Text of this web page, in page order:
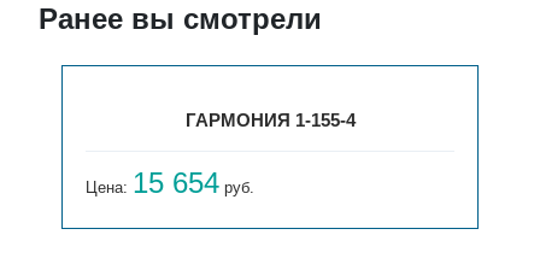
Ранее вы смотрели
ГАРМОНИЯ 1-155-4
Цена: 15 654 руб.